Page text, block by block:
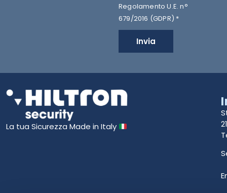
Regolamento U.E. n°
679/2016 (GDPR) *
Invia
La tua Sicurezza Made in Italy